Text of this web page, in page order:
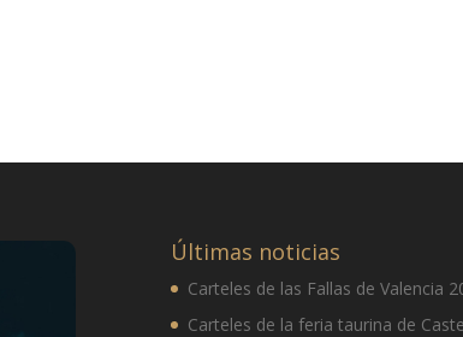
Últimas noticias
Carteles de las Fallas de Valencia
Carteles de la feria taurina de